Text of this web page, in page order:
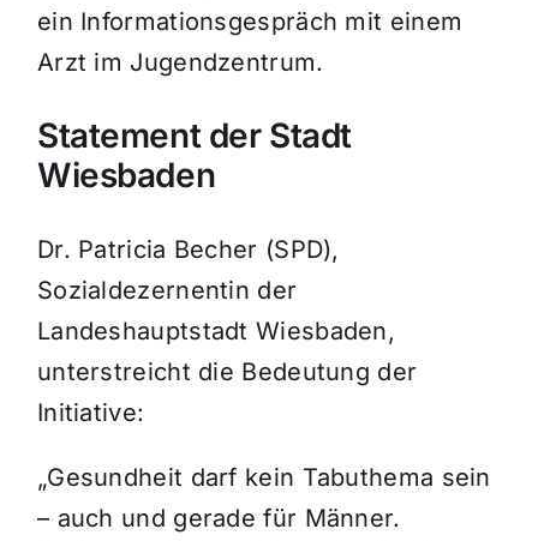
ein Informationsgespräch mit einem
Arzt im Jugendzentrum.
Statement der Stadt
Wiesbaden
Dr. Patricia Becher (SPD),
Sozialdezernentin der
Landeshauptstadt Wiesbaden,
unterstreicht die Bedeutung der
Initiative:
„Gesundheit darf kein Tabuthema sein
– auch und gerade für Männer.